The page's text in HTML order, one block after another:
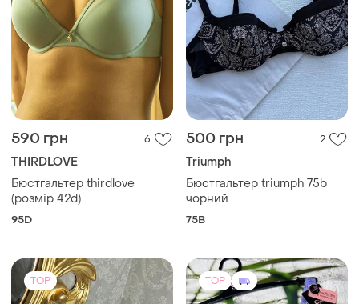
590 грн 6
THIRDLOVE
Бюстгальтер thirdlove
(розмір 42d)
95D
500 грн 2
Triumph
Бюстгальтер triumph 75b
чорний
75B
TOP TOP